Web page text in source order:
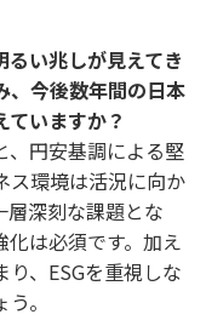
い兆しが見えてき
、今後数年間の日本
いますか？
、円安基調による堅
ス環境は活況に向か
層深刻な課題とな
化は必須です。加え
、ESGを重視しな
。